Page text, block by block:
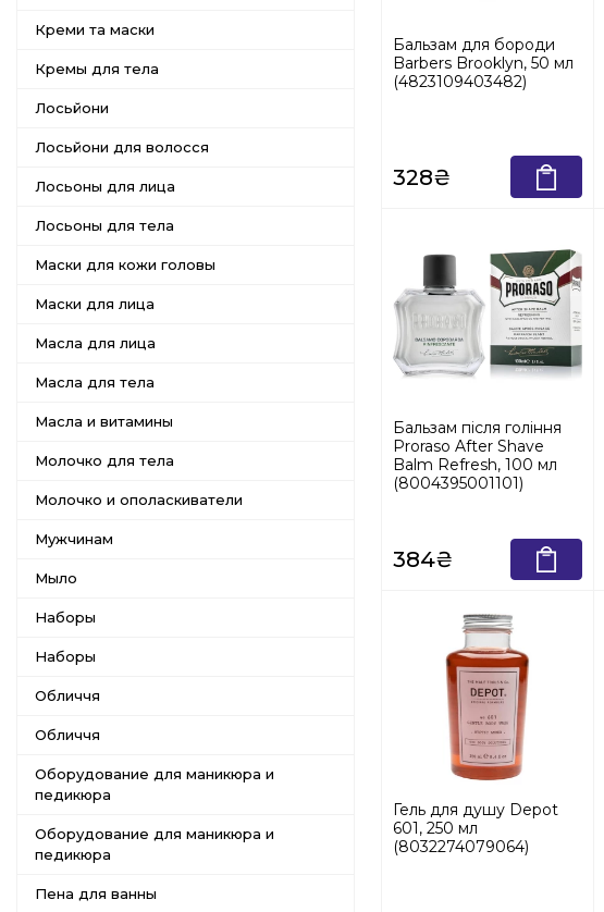
Креми та маски
Кремы для тела
Лосьйони
Лосьйони для волосся
Лосьоны для лица
Лосьоны для тела
Маски для кожи головы
Маски для лица
Масла для лица
Масла для тела
Масла и витамины
Молочко для тела
Молочко и ополаскиватели
Мужчинам
Мыло
Наборы
Наборы
Обличчя
Обличчя
Оборудование для маникюра и
педикюра
Оборудование для маникюра и
педикюра
Пена для ванны
Бальзам для бороди
Barbers Brooklyn, 50 мл
(4823109403482)
328₴
Бальзам після гоління
Proraso After Shave
Balm Refresh, 100 мл
(8004395001101)
384₴
Гель для душу Depot
601, 250 мл
(8032274079064)